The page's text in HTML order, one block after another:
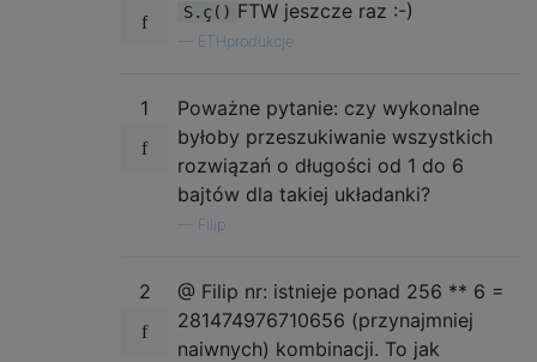
S.ç() FTW jeszcze raz :-)
ETHprodukcje
1
Poważne pytanie: czy wykonalne
byłoby przeszukiwanie wszystkich
rozwiązań o długości od 1 do 6
bajtów dla takiej układanki?
Filip
2
@ Filip nr: istnieje ponad 256 ** 6 =
281474976710656 (przynajmniej
naiwnych) kombinacji. To jak